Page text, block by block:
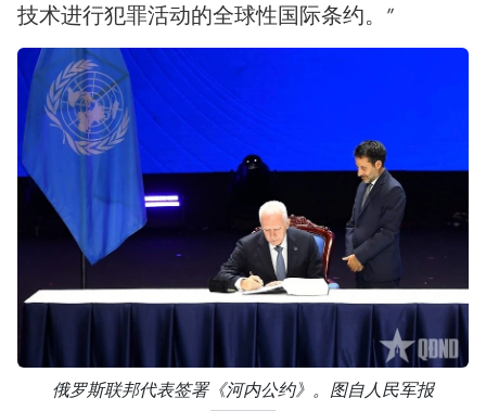
技术进行犯罪活动的全球性国际条约。”
俄罗斯联邦代表签署《河内公约》。图自人民军报